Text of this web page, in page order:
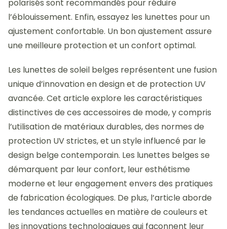
polarisés sont recommandés pour réduire
l’éblouissement. Enfin, essayez les lunettes pour un
ajustement confortable. Un bon ajustement assure
une meilleure protection et un confort optimal.
Les lunettes de soleil belges représentent une fusion
unique d’innovation en design et de protection UV
avancée. Cet article explore les caractéristiques
distinctives de ces accessoires de mode, y compris
l’utilisation de matériaux durables, des normes de
protection UV strictes, et un style influencé par le
design belge contemporain. Les lunettes belges se
démarquent par leur confort, leur esthétisme
moderne et leur engagement envers des pratiques
de fabrication écologiques. De plus, l’article aborde
les tendances actuelles en matière de couleurs et
les innovations technologiques qui façonnent leur